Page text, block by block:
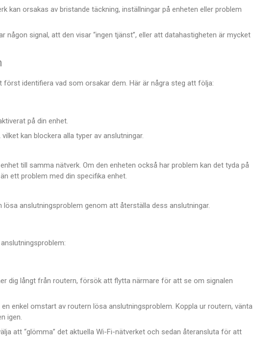
kan orsakas av bristande täckning, inställningar på enheten eller problem
någon signal, att den visar “ingen tjänst”, eller att datahastigheten är mycket
identifiera vad som orsakar dem. Här är några steg att följa:
på din enhet.
kan blockera alla typer av anslutningar.
till samma nätverk. Om den enheten också har problem kan det tyda på
ett problem med din specifika enhet.
lösa anslutningsproblem genom att återställa dess anslutningar.
dig långt från routern, försök att flytta närmare för att se om signalen
en enkel omstart av routern lösa anslutningsproblem. Koppla ur routern, vänta
igen.
att “glömma” det aktuella Wi-Fi-nätverket och sedan återansluta för att